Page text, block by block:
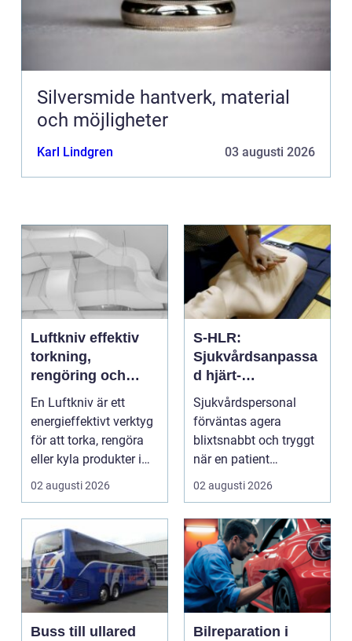
Silversmide hantverk, material
och möjligheter
Karl Lindgren 03 augusti 2026
Luftkniv effektiv
torkning,
rengöring och
kylning i modern
industri
En Luftkniv är ett
energieffektivt verktyg
för att torka, rengöra
eller kyla produkter i
rörelse. Te...
02 augusti 2026
S-HLR:
Sjukvårdsanpassa
d hjärt-
lungräddning som
räddar liv
Sjukvårdspersonal
förväntas agera
blixtsnabbt och tryggt
när en patient
drabbas...
02 augusti 2026
Buss till ullared
Bilreparation i